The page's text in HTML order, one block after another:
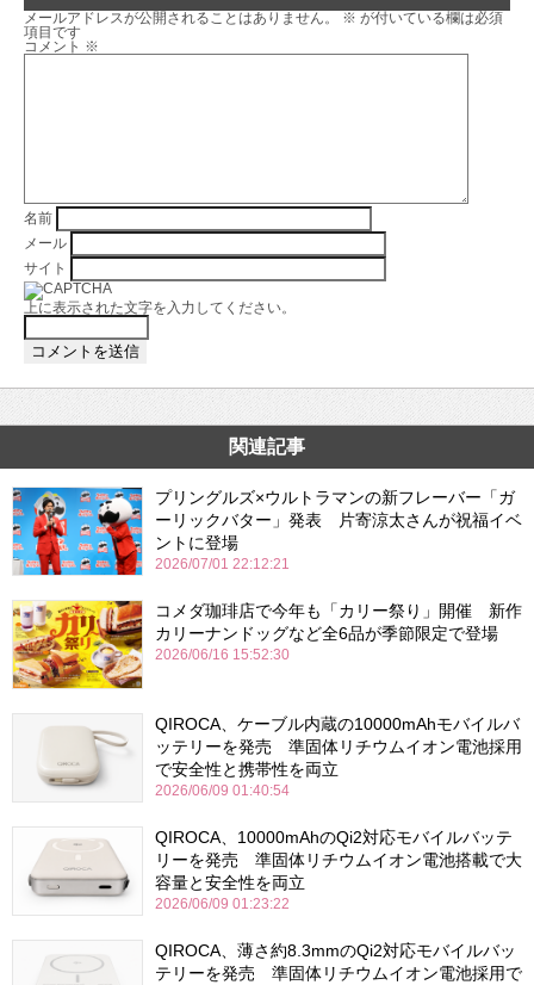
メールアドレスが公開されることはありません。 ※ が付いている欄は必須
項目です
コメント ※
名前
メール
サイト
上に表示された文字を入力してください。
関連記事
プリングルズ×ウルトラマンの新フレーバー「ガ
ーリックバター」発表 片寄涼太さんが祝福イベ
ントに登場
2026/07/01 22:12:21
コメダ珈琲店で今年も「カリー祭り」開催 新作
カリーナンドッグなど全6品が季節限定で登場
2026/06/16 15:52:30
QIROCA、ケーブル内蔵の10000mAhモバイルバ
ッテリーを発売 準固体リチウムイオン電池採用
で安全性と携帯性を両立
2026/06/09 01:40:54
QIROCA、10000mAhのQi2対応モバイルバッテ
リーを発売 準固体リチウムイオン電池搭載で大
容量と安全性を両立
2026/06/09 01:23:22
QIROCA、薄さ約8.3mmのQi2対応モバイルバッ
テリーを発売 準固体リチウムイオン電池採用で